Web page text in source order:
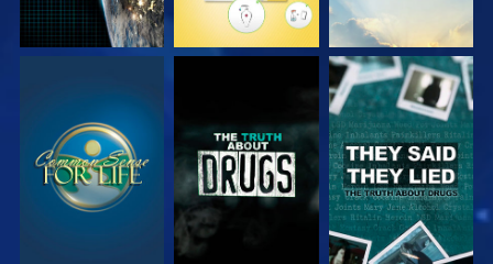
GUARDA GUARDA GUARDA